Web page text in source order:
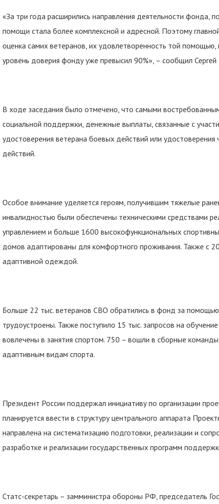
«За три года расширились направления деятельности фонда,
помощи стала более комплексной и адресной. Поэтому
оценка самих ветеранов, их удовлетворенность той
уровень доверия фонду уже превысил 90%», – сообщил Сергей
В ходе заседания было отмечено, что самыми
социальной поддержки, денежные выплаты, связанные с
удостоверения ветерана боевых действий или
действий.
Особое внимание уделяется героям, получившим тяжелые
инвалидностью были обеспечены техническими средствами
управлением и больше 1600 высокофункциональных
домов адаптированы для комфортного проживания. Также с
адаптивной одеждой.
Больше 22 тыс. ветеранов СВО обратились в фонд за
трудоустроены. Также поступило 15 тыс. запросов на
вовлечены в занятия спортом. 750 – вошли в сборные
адаптивным видам спорта.
Президент России поддержал инициативу по организации
планируется ввести в структуру центрального аппарата
направлена на систематизацию подготовки, реализации и
разработке и реализации государственных программ
Статс-секретарь – замминистра обороны РФ, председатель